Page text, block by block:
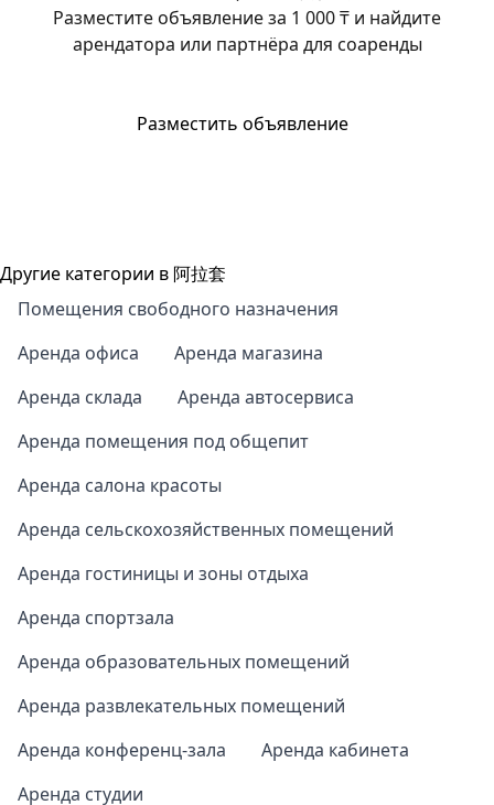
Разместите объявление за 1 000 ₸ и найдите
арендатора или партнёра для соаренды
Разместить объявление
Другие категории в 阿拉套
Помещения свободного назначения
Аренда офиса
Аренда магазина
Аренда склада
Аренда автосервиса
Аренда помещения под общепит
Аренда салона красоты
Аренда сельскохозяйственных помещений
Аренда гостиницы и зоны отдыха
Аренда спортзала
Аренда образовательных помещений
Аренда развлекательных помещений
Аренда конференц-зала
Аренда кабинета
Аренда студии